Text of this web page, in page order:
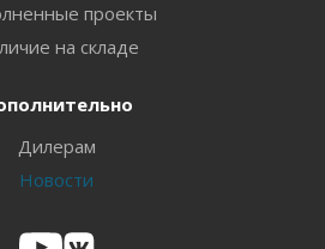
проекты
на складе
Дилерам
Новости